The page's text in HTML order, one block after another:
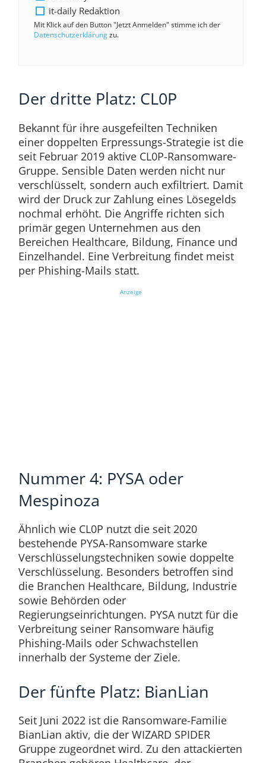
it-daily Redaktion
Mit Klick auf den Button "Jetzt Anmelden" stimme ich der
Datenschutzerklärungzu.
Der dritte Platz: CL0P
Bekannt für ihre ausgefeilten Techniken
einer doppelten Erpressungs-Strategie ist die
seit Februar 2019 aktive CL0P-Ransomware-
Gruppe. Sensible Daten werden nicht nur
verschlüsselt, sondern auch exfiltriert. Damit
wird der Druck zur Zahlung eines Lösegelds
nochmal erhöht. Die Angriffe richten sich
primär gegen Unternehmen aus den
Bereichen Healthcare, Bildung, Finance und
Einzelhandel. Eine Verbreitung findet meist
per Phishing-Mails statt.
Anzeige
Nummer 4: PYSA oder
Mespinoza
Ähnlich wie CL0P nutzt die seit 2020
bestehende PYSA-Ransomware starke
Verschlüsselungstechniken sowie doppelte
Verschlüsselung. Besonders betroffen sind
die Branchen Healthcare, Bildung, Industrie
sowie Behörden oder
Regierungseinrichtungen. PYSA nutzt für die
Verbreitung seiner Ransomware häufig
Phishing-Mails oder Schwachstellen
innerhalb der Systeme der Ziele.
Der fünfte Platz: BianLian
Seit Juni 2022 ist die Ransomware-Familie
BianLian aktiv, die der WIZARD SPIDER
Gruppe zugeordnet wird. Zu den attackierten